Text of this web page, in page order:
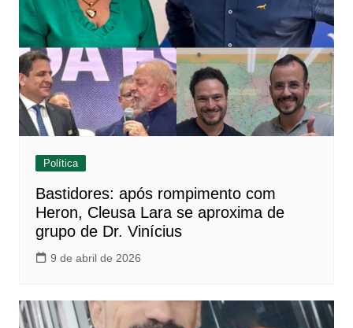
Política
Bastidores: após rompimento com
Heron, Cleusa Lara se aproxima de
grupo de Dr. Vinícius
9 de abril de 2026